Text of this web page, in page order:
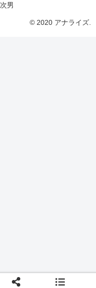
次男
© 2020 アナライズ.